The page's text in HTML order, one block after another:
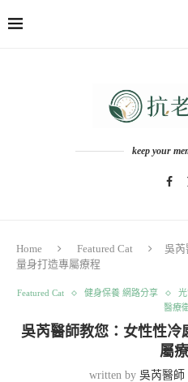
keep your
Home Featured Cat
吳芮
量身打造專屬療程
Featured Cat 健身保養 網路分享
醫療
吳芮醫師教您：女性性
屬
written by 吳芮醫師